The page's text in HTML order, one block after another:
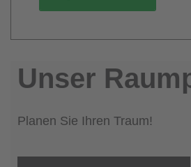
Unser
Planen Sie Ihren Traum!